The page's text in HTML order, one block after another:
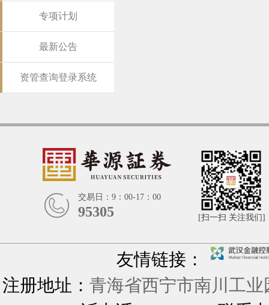
专项计划
最新公告
资管查询登录系统
交易日：9：00-17：00
95305 [扫一扫 关注我们]
友情链接：
注册地址： 青海省西宁市南川工